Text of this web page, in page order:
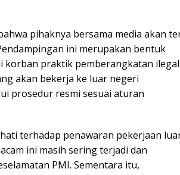
pihaknya bersama media akan
ini merupakan bentuk
korban praktik pemberangkatan ilegal.
akan bekerja ke luar negeri
prosedur resmi sesuai aturan
terhadap penawaran pekerjaan
ini masih sering terjadi dan
PMI. Sementara itu,